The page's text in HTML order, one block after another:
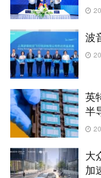
波
英
半
大
加